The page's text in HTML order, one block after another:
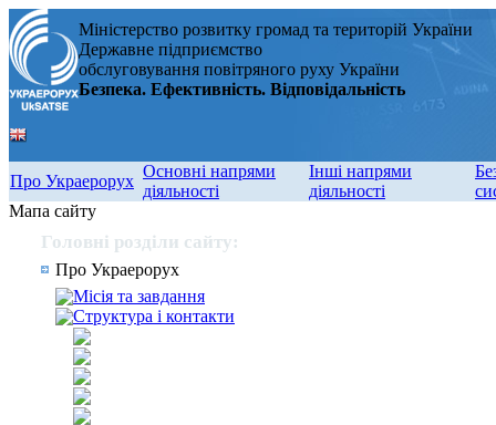
Міністерство розвитку громад та територій України
Державне підприємство
обслуговування повітряного руху України
Безпека. Ефективність. Відповідальність
Про Украерорух
Основні напрями
діяльності
Інші напрями
діяльності
Мапа сайту
Головні розділи сайту:
Про Украерорух
Місія та завдання
Структура і контакти